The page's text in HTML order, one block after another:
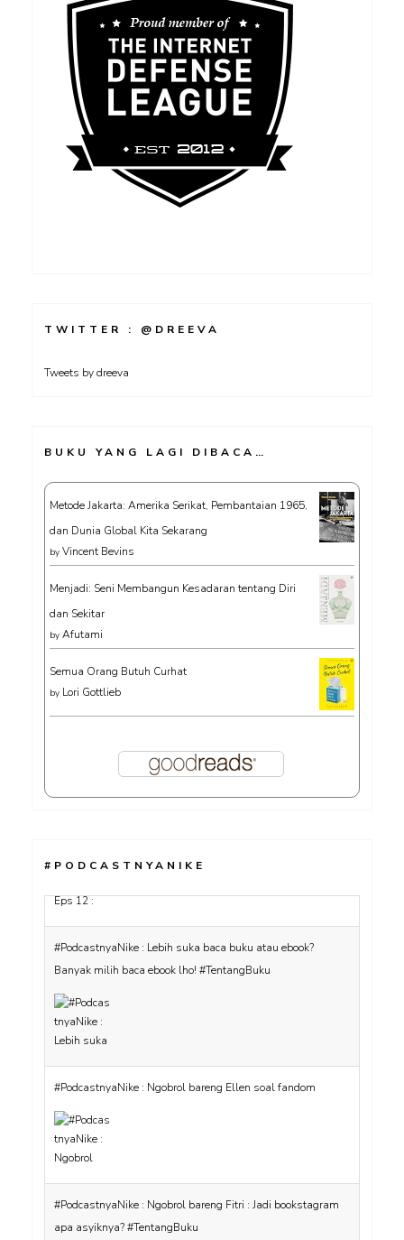
TWITTER : @DREEVA
Tweets by dreeva
BUKU YANG LAGI DIBACA…
Metode Jakarta: Amerika Serikat, Pembantaian 1965,
dan Dunia Global Kita Sekarang
by Vincent Bevins
Menjadi: Seni Membangun Kesadaran tentang Diri
dan Sekitar
by Afutami
Semua Orang Butuh Curhat
by Lori Gottlieb
#PODCASTNYANIKE